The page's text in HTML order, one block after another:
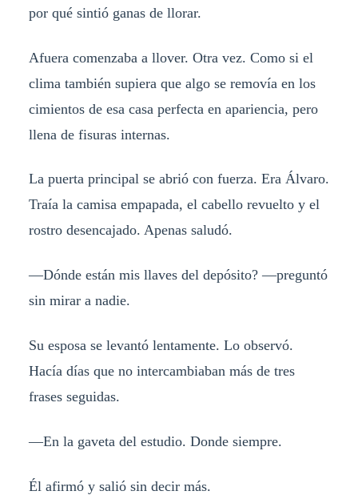
por qué sintió ganas de llorar.
Afuera comenzaba a llover. Otra vez. Como si el
clima también supiera que algo se removía en los
cimientos de esa casa perfecta en apariencia, pero
llena de fisuras internas.
La puerta principal se abrió con fuerza. Era Álvaro.
Traía la camisa empapada, el cabello revuelto y el
rostro desencajado. Apenas saludó.
—Dónde están mis llaves del depósito? —preguntó
sin mirar a nadie.
Su esposa se levantó lentamente. Lo observó.
Hacía días que no intercambiaban más de tres
frases seguidas.
—En la gaveta del estudio. Donde siempre.
Él afirmó y salió sin decir más.